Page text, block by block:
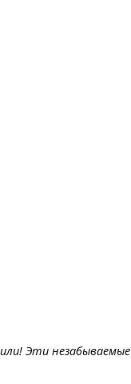
Эти незабываемые